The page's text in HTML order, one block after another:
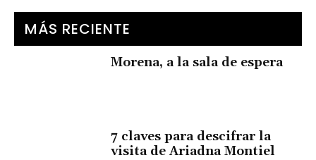
MÁS RECIENTE
Morena, a la sala de espera
7 claves para descifrar la
visita de Ariadna Montiel